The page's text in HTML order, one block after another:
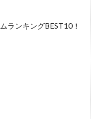
ランキングBEST10！